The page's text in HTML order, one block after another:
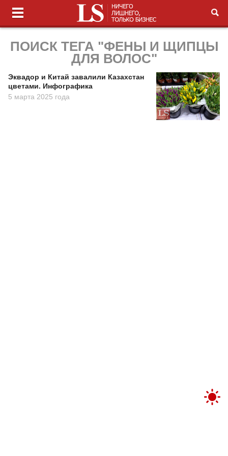
ПОИСК ТЕГА "ФЕНЫ И ЩИПЦЫ
ДЛЯ ВОЛОС"
Эквадор и Китай завалили Казахстан
цветами. Инфографика
5 марта 2025 года